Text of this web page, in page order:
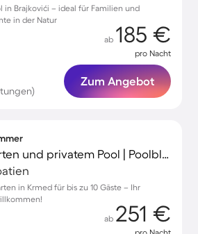
in Brajkovići – ideal für Familien und
in der Natur
ab 185 €
pro Nacht
Zum Angebot
Villa mit Terrasse, Garten und privatem Pool | Poolblick
in Krmed für bis zu 10 Gäste – Ihr
ab 251 €